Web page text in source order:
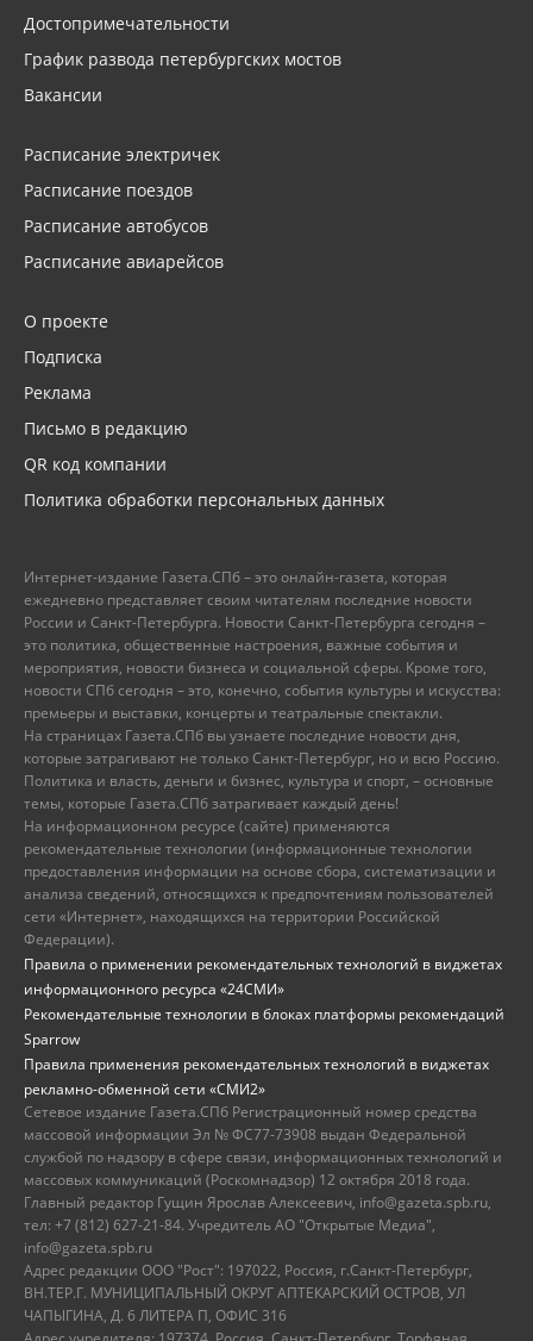
Достопримечательности
График развода петербургских мостов
Вакансии
Расписание электричек
Расписание поездов
Расписание автобусов
Расписание авиарейсов
О проекте
Подписка
Реклама
Письмо в редакцию
QR код компании
Политика обработки персональных данных
Интернет-издание Газета.СПб – это онлайн-газета, которая
ежедневно представляет своим читателям последние новости
России и Санкт-Петербурга. Новости Санкт-Петербурга сегодня –
это политика, общественные настроения, важные события и
мероприятия, новости бизнеса и социальной сферы. Кроме того,
новости СПб сегодня – это, конечно, события культуры и искусства:
премьеры и выставки, концерты и театральные спектакли.
На страницах Газета.СПб вы узнаете последние новости дня,
которые затрагивают не только Санкт-Петербург, но и всю Россию.
Политика и власть, деньги и бизнес, культура и спорт, – основные
темы, которые Газета.СПб затрагивает каждый день!
На информационном ресурсе (сайте) применяются
рекомендательные технологии (информационные технологии
предоставления информации на основе сбора, систематизации и
анализа сведений, относящихся к предпочтениям пользователей
сети «Интернет», находящихся на территории Российской
Федерации).
Правила о применении рекомендательных технологий в виджетах
информационного ресурса «24СМИ»
Рекомендательные технологии в блоках платформы рекомендаций
Sparrow
Правила применения рекомендательных технологий в виджетах
рекламно-обменной сети «СМИ2»
Сетевое издание Газета.СПб Регистрационный номер средства
массовой информации Эл № ФС77-73908 выдан Федеральной
службой по надзору в сфере связи, информационных технологий и
массовых коммуникаций (Роскомнадзор) 12 октября 2018 года.
Главный редактор Гущин Ярослав Алексеевич, info@gazeta.spb.ru,
тел: +7 (812) 627-21-84. Учредитель АО "Открытые Медиа",
info@gazeta.spb.ru
Адрес редакции ООО "Рост": 197022, Россия, г.Санкт-Петербург,
ВН.ТЕР.Г. МУНИЦИПАЛЬНЫЙ ОКРУГ АПТЕКАРСКИЙ ОСТРОВ, УЛ
ЧАПЫГИНА, Д. 6 ЛИТЕРА П, ОФИС 316